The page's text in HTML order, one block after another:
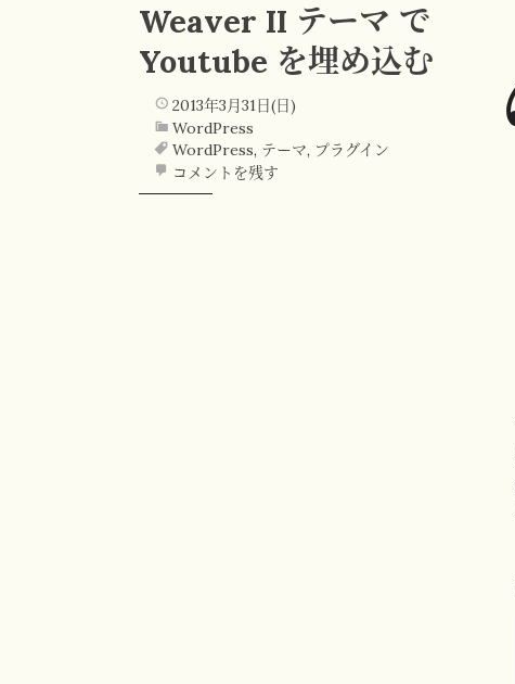
Weaver II テーマ で
Youtube を埋め込む
2013年3月31日(日)
WordPress
WordPress, テーマ, プラグイン
コメントを残す